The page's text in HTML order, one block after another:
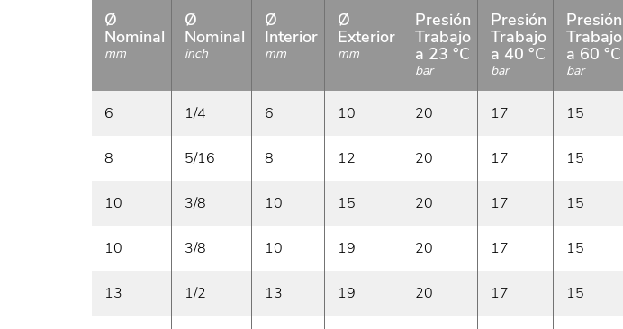
Ø
Nominal
mm
Ø
Nominal
inch
Ø
Interior
mm
Ø
Exterior
mm
Presión
Trabajo
a 23 °C
bar
Presión
Trabajo
a 40 °C
bar
Presión
Trabajo
a 60 °C
bar
6 1/4 6 10 20 17 15
8 5/16 8 12 20 17 15
10 3/8 10 15 20 17 15
10 3/8 10 19 20 17 15
13 1/2 13 19 20 17 15